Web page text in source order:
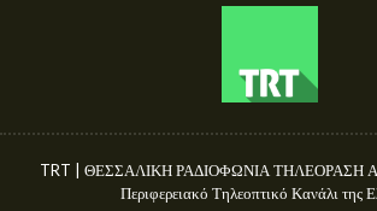
TRT | ΘΕΣΣΑΛΙΚΗ ΡΑΔΙΟΦΩΝΙΑ ΤΗΛΕΟΡΑΣΗ
Περιφερειακό Τηλεοπτικό Κανάλι της